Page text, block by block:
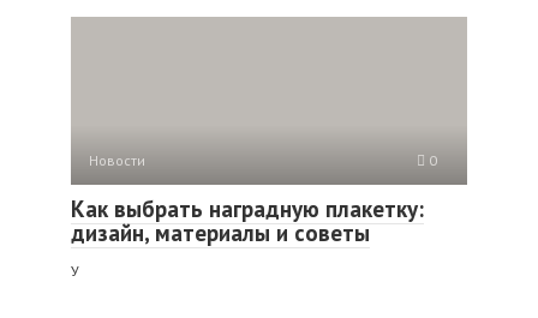
Новости 0
Как выбрать наградную плакетку:
дизайн, материалы и советы
У